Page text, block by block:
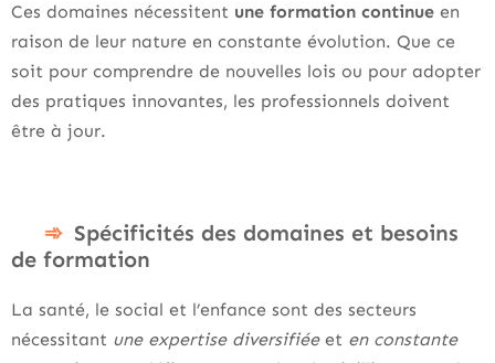
Ces domaines nécessitent une formation continue en
raison de leur nature en constante évolution. Que ce
soit pour comprendre de nouvelles lois ou pour adopter
des pratiques innovantes, les professionnels doivent
être à jour.
Spécificités des domaines et besoins
de formation
La santé, le social et l’enfance sont des secteurs
nécessitant une expertise diversifiéeet en constante